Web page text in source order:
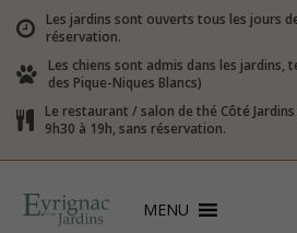
Les jardins sont ouverts tous les jours
réservation.
Les chiens sont admis dans les jardins,
des Pique-Niques Blancs)
Le restaurant / salon de thé Côté
9h30 à 19h, sans réservation.
MENU